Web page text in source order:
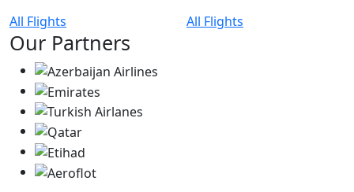
All Flights
All Flights
Our Partners